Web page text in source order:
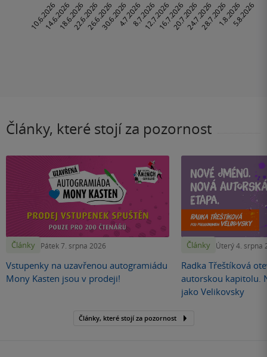
Články, které stojí za pozornost
Články Pátek 7. srpna 2026
Vstupenky na uzavřenou autogramiádu
Mony Kasten jsou v prodeji!
Články Úterý 4. srpna
Radka Třeštíková
autorskou kapitolu.
jako Velikovsky
Články, které stojí za pozornost